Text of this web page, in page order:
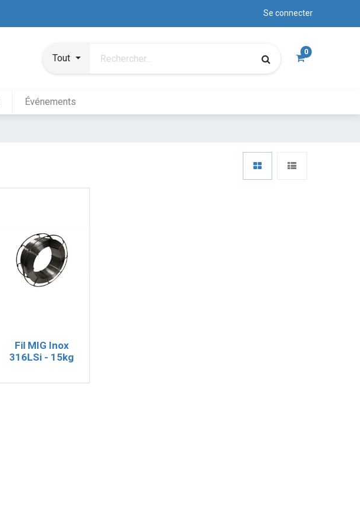
Se connecter
Tout
0
Événements
Fil MIG Inox
316LSi - 15kg